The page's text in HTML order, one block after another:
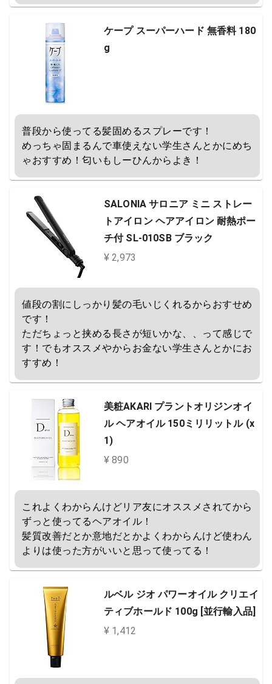
ケープ スーパーハード 無香料 180
g
普段から使ってる髪固めるスプレーです！
めっちゃ固まるんで車使えない学生さんとかにめち
ゃおすすめ！匂いもしーひんからよき！
SALONIA サロニア ミニ ストレー
トアイロン ヘアアイロン 耐熱ポー
チ付 SL-010SB ブラック
¥ 2,973
値段の割にしっかり髪の毛いじくれるからおすせめ
です！
ただちょっと挟める長さが短いかな、、って感じで
す！でもオススメやからお金ない学生さんとかにお
すすめ！
美粧AKARI プラントオリジンオイ
ル ヘアオイル 150ミリリットル (x
1)
¥ 890
これよくわからんけどリア友にオススメされてから
ずっと使ってるヘアオイル！
髪質改善だとか意地だとかよくわからんけど使わん
よりは使った方がいいと思って使ってる！
ルベル ジオ パワーオイル クリエイ
ティブホールド 100g [並行輸入品]
¥ 1,412